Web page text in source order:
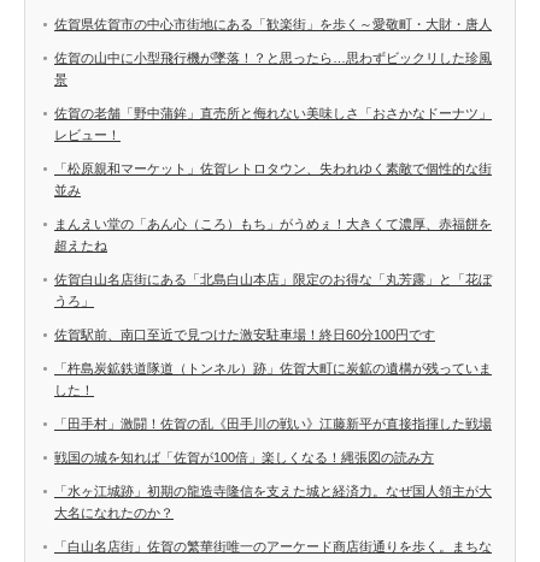
佐賀県佐賀市の中心市街地にある「歓楽街」を歩く～愛敬町・大財・唐人
佐賀の山中に小型飛行機が墜落！？と思ったら…思わずビックリした珍風
景
佐賀の老舗「野中蒲鉾」直売所と侮れない美味しさ「おさかなドーナツ」
レビュー！
「松原親和マーケット」佐賀レトロタウン、失われゆく素敵で個性的な街
並み
まんえい堂の「あん心（ころ）もち」がうめぇ！大きくて濃厚、赤福餅を
超えたね
佐賀白山名店街にある「北島白山本店」限定のお得な「丸芳露」と「花ぼ
うろ」
佐賀駅前、南口至近で見つけた激安駐車場！終日60分100円です
「杵島炭鉱鉄道隊道（トンネル）跡」佐賀大町に炭鉱の遺構が残っていま
した！
「田手村」激闘！佐賀の乱《田手川の戦い》江藤新平が直接指揮した戦場
戦国の城を知れば「佐賀が100倍」楽しくなる！縄張図の読み方
「水ヶ江城跡」初期の龍造寺隆信を支えた城と経済力。なぜ国人領主が大
大名になれたのか？
「白山名店街」佐賀の繁華街唯一のアーケード商店街通りを歩く。まちな